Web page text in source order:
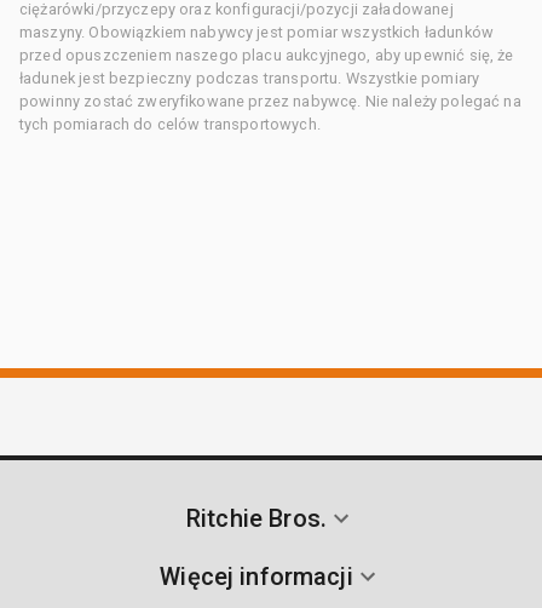
ciężarówki/przyczepy oraz konfiguracji/pozycji załadowanej
maszyny. Obowiązkiem nabywcy jest pomiar wszystkich ładunków
przed opuszczeniem naszego placu aukcyjnego, aby upewnić się, że
ładunek jest bezpieczny podczas transportu. Wszystkie pomiary
powinny zostać zweryfikowane przez nabywcę. Nie należy polegać na
tych pomiarach do celów transportowych.
Ritchie Bros.
Więcej informacji